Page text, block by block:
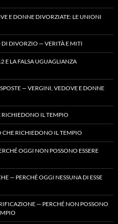
E DONNE DIVORZIATE: LE UNIONI
DI DIVORZIO — VERITÀ E MITI
E LA FALSA UGUAGLIANZA
— VERGINI, VEDOVE E DONNE
RICHIEDONO IL TEMPIO
CHE RICHIEDONO IL TEMPIO
OGGI NON POSSONO ESSERE
— PERCHÉ OGGI NESSUNA DI ESSE
— PERCHÉ NON POSSONO